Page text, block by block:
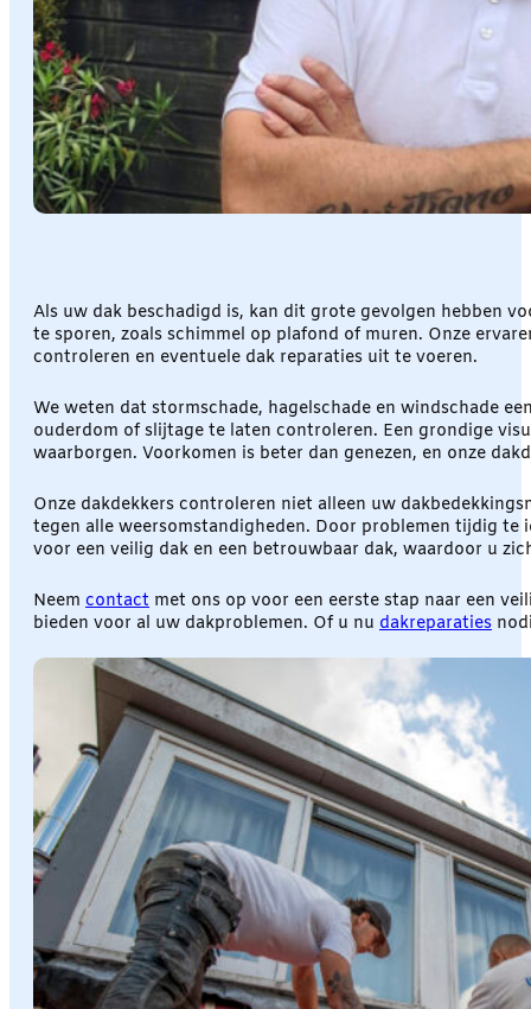
Als uw dak beschadigd is, kan dit grote gevolgen hebben
te sporen, zoals schimmel op plafond of muren. Onze
controleren en eventuele dak reparaties uit te voeren.
We weten dat stormschade, hagelschade en windschade
ouderdom of slijtage te laten controleren. Een grondige
waarborgen. Voorkomen is beter dan genezen, en onze
Onze dakdekkers controleren niet alleen uw
tegen alle weersomstandigheden. Door problemen tijdig
voor een veilig dak en een betrouwbaar dak, waardoor u
Neem contact met ons op voor een eerste stap naar een
bieden voor al uw dakproblemen. Of u nu dakreparaties